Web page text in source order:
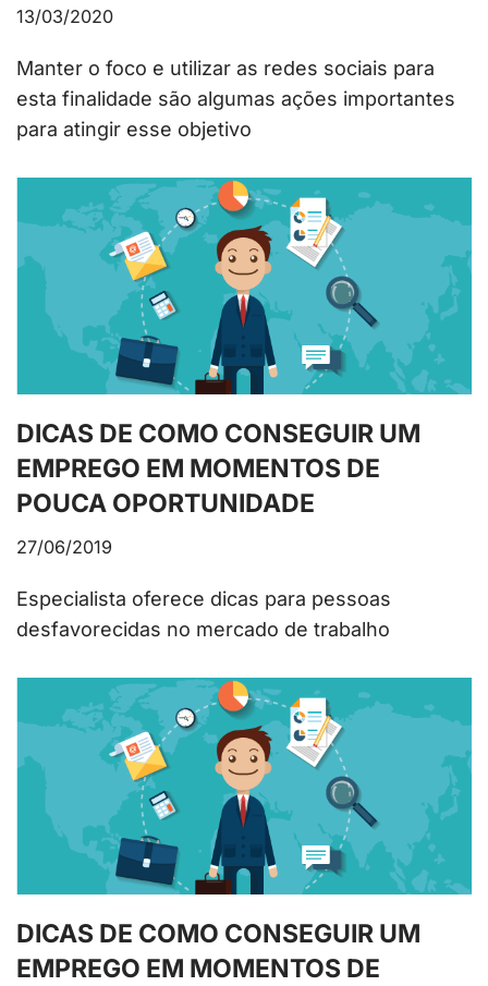
13/03/2020
Manter o foco e utilizar as redes sociais para
esta finalidade são algumas ações importantes
para atingir esse objetivo
DICAS DE COMO CONSEGUIR UM
EMPREGO EM MOMENTOS DE
POUCA OPORTUNIDADE
27/06/2019
Especialista oferece dicas para pessoas
desfavorecidas no mercado de trabalho
DICAS DE COMO CONSEGUIR UM
EMPREGO EM MOMENTOS DE